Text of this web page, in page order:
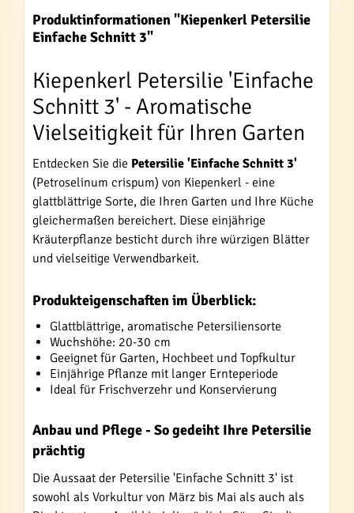
Produktinformationen "Kiepenkerl Petersilie
Einfache Schnitt 3"
Kiepenkerl Petersilie 'Einfache
Schnitt 3' - Aromatische
Vielseitigkeit für Ihren Garten
Entdecken Sie die Petersilie 'Einfache Schnitt 3'
(Petroselinum crispum) von Kiepenkerl - eine
glattblättrige Sorte, die Ihren Garten und Ihre Küche
gleichermaßen bereichert. Diese einjährige
Kräuterpflanze besticht durch ihre würzigen Blätter
und vielseitige Verwendbarkeit.
Produkteigenschaften im Überblick:
Glattblättrige, aromatische Petersiliensorte
Wuchshöhe: 20-30 cm
Geeignet für Garten, Hochbeet und Topfkultur
Einjährige Pflanze mit langer Ernteperiode
Ideal für Frischverzehr und Konservierung
Anbau und Pflege - So gedeiht Ihre Petersilie
prächtig
Die Aussaat der Petersilie 'Einfache Schnitt 3' ist
sowohl als Vorkultur von März bis Mai als auch als